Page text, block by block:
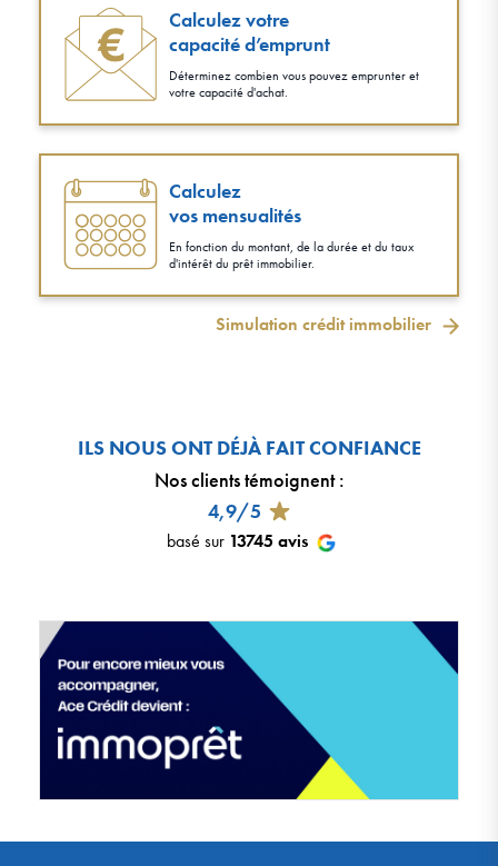
Calculez votre
capacité d’emprunt
Déterminez combien vous pouvez emprunter et
votre capacité d'achat.
Calculez
vos mensualités
En fonction du montant, de la durée et du taux
d'intérêt du prêt immobilier.
Simulation crédit immobilier
ILS NOUS ONT DÉJÀ FAIT CONFIANCE
Nos clients témoignent:
4,9/5
basé sur 13745 avis